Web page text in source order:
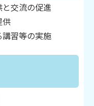
交流の促進
供
習等の実施